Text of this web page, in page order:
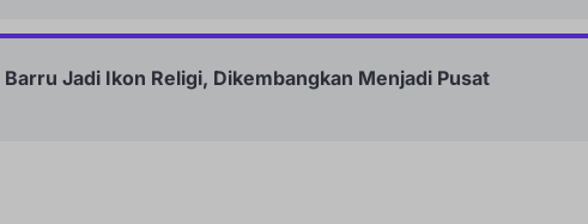
Jadi Ikon Religi, Dikembangkan Menjadi Pusat